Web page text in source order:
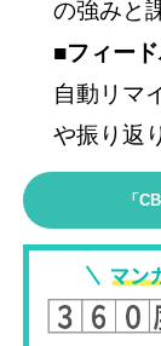
の強みと
■フィー
自動リマ
や振り返
「